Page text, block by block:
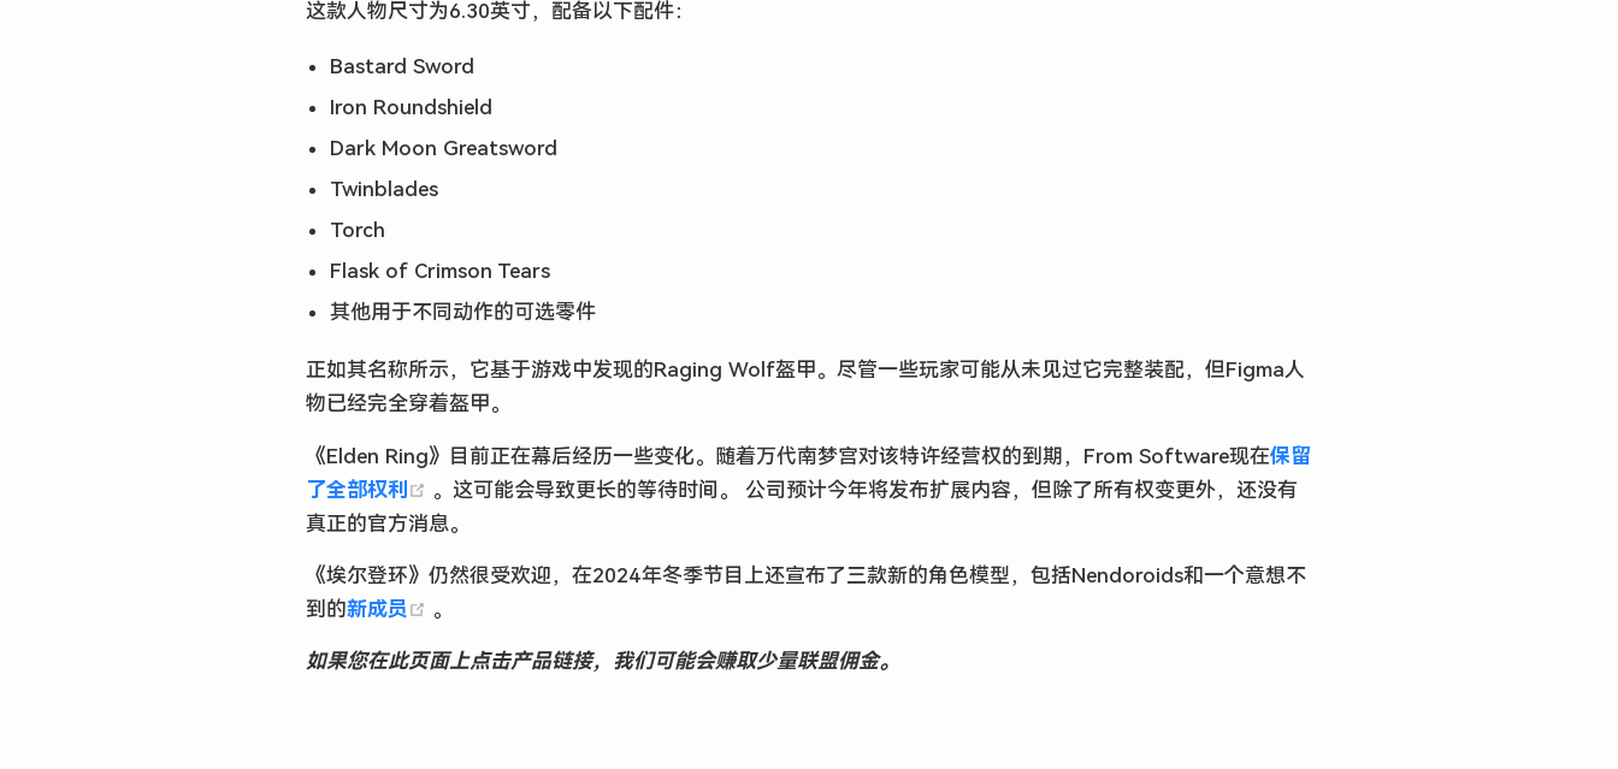
这款人物尺寸为6.30英寸，配备以下配件：
Bastard Sword
Iron Roundshield
Dark Moon Greatsword
Twinblades
Torch
Flask of Crimson Tears
其他用于不同动作的可选零件
正如其名称所示，它基于游戏中发现的Raging Wolf盔甲。尽管一些玩家可能从未见过它完整装配，但Figma人
物已经完全穿着盔甲。
《Elden Ring》目前正在幕后经历一些变化。随着万代南梦宫对该特许经营权的到期，From Software现在保留
了全部权利
(opens new window)
。这可能会导致更长的等待时间。 公司预计今年将发布扩展内容，但除了所有权变更外，还没有
真正的官方消息。
《埃尔登环》仍然很受欢迎，在2024年冬季节目上还宣布了三款新的角色模型，包括Nendoroids和一个意想不
到的新成员 (opens new window)
。
如果您在此页面上点击产品链接，我们可能会赚取少量联盟佣金。